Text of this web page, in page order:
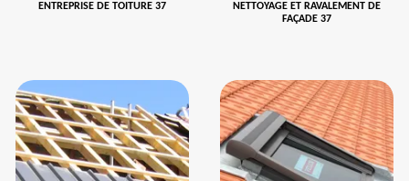
ENTREPRISE DE TOITURE 37
NETTOYAGE ET RAVALEMENT DE
FAÇADE 37